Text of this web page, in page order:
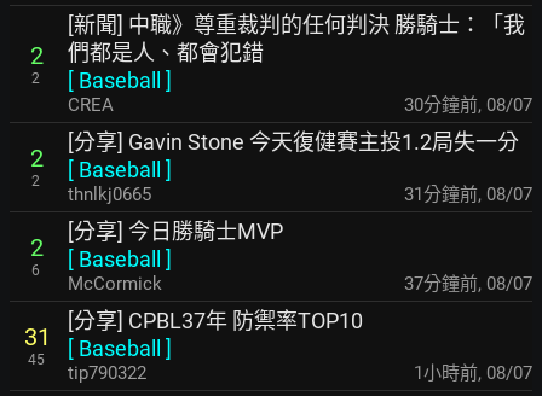
2
2
[新聞] 中職》尊重裁判的任何判決 勝騎士：「我
們都是人、都會犯錯
[ Baseball ]
CREA 31分鐘前, 08/07
2
2
[分享] Gavin Stone 今天復健賽主投1.2局失一分
[ Baseball ]
thnlkj0665 31分鐘前, 08/07
2
6
[分享] 今日勝騎士MVP
[ Baseball ]
McCormick 37分鐘前, 08/07
31
45
[分享] CPBL37年 防禦率TOP10
[ Baseball ]
tip790322 1小時前, 08/07